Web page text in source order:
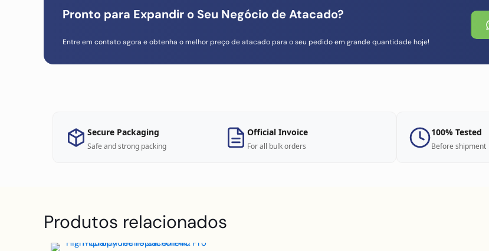
Pronto para Expandir o Seu Negócio de Atacado?
Entre em contato agora e obtenha o melhor preço de atacado para o seu pedido em grande quantidade hoje!
Secure Packaging
Safe and strong packing
Official Invoice
For all bulk orders
100% Tested
Before shipment
Produtos relacionados